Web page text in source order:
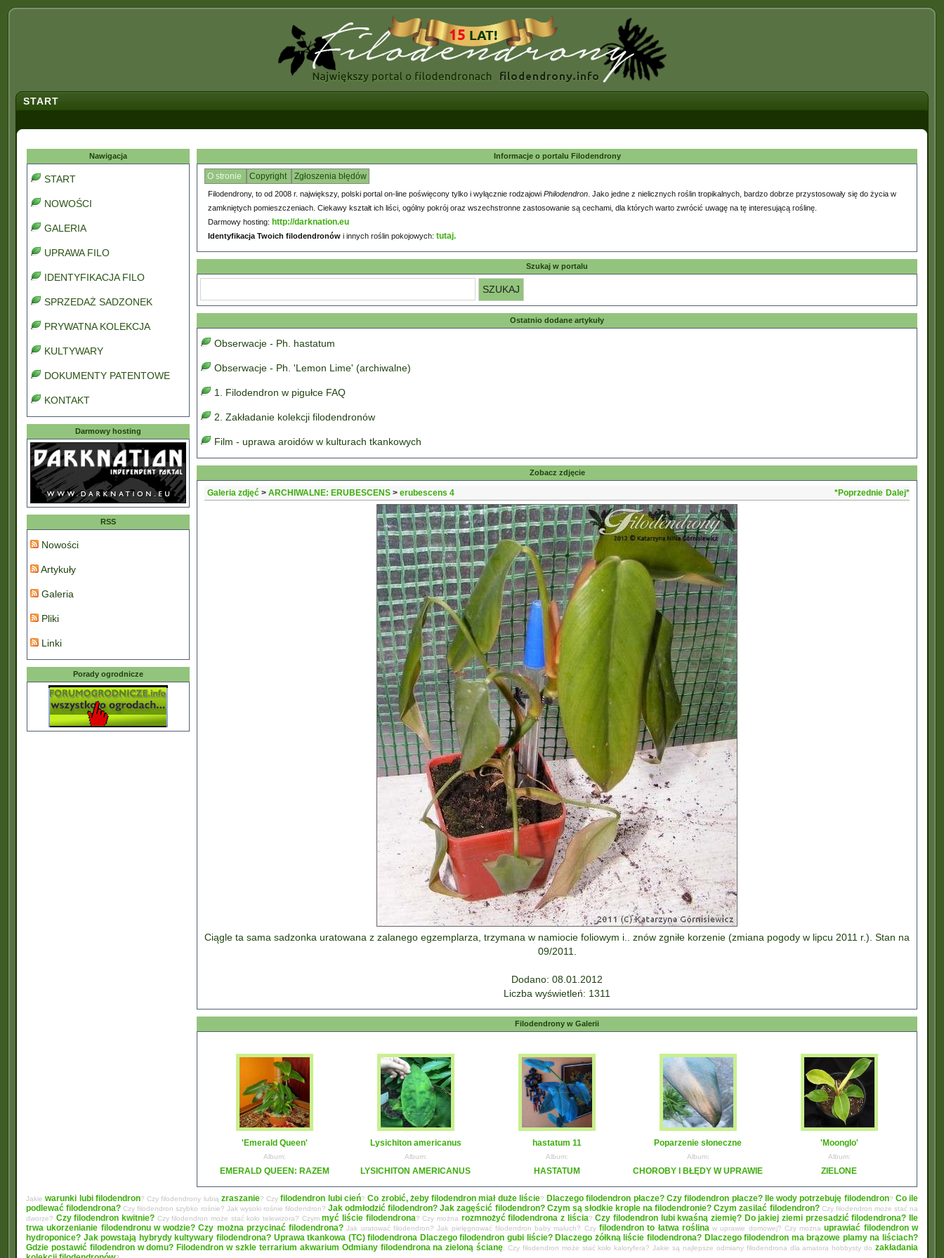
START
Nawigacja
START
NOWOŚCI
GALERIA
UPRAWA FILO
IDENTYFIKACJA FILO
SPRZEDAŻ SADZONEK
PRYWATNA KOLEKCJA
KULTYWARY
DOKUMENTY PATENTOWE
KONTAKT
Darmowy hosting
RSS
Nowości
Artykuły
Galeria
Pliki
Linki
Porady ogrodnicze
Informacje o portalu Filodendrony
O stronie Copyright Zgłoszenia błędów
Filodendrony, to od 2008 r. największy, polski portal on-line poświęcony tylko i wyłącznie rodzajowi Philodendron . Jako jedne z nielicznych roślin tropikalnych, bardzo dobrze przystosowały się do życia w
zamkniętych pomieszczeniach. Ciekawy kształt ich liści, ogólny pokrój oraz wszechstronne zastosowanie są cechami, dla których warto zwrócić uwagę na tę interesującą roślinę.
Darmowy hosting: http://darknation.eu
Identyfikacja Twoich filodendronów i innych roślin pokojowych: tutaj.
Szukaj w portalu
Ostatnio dodane artykuły
Obserwacje - Ph. hastatum
Obserwacje - Ph. 'Lemon Lime' (archiwalne)
1. Filodendron w pigułce FAQ
2. Zakładanie kolekcji filodendronów
Film - uprawa aroidów w kulturach tkankowych
Zobacz zdjęcie
Galeria zdjęć > ARCHIWALNE: ERUBESCENS > erubescens 4 *Poprzednie Dalej*
Ciągle ta sama sadzonka uratowana z zalanego egzemplarza, trzymana w namiocie foliowym i.. znów zgniłe korzenie (zmiana pogody w lipcu 2011 r.). Stan na
09/2011.
Dodano: 08.01.2012
Liczba wyświetleń: 1311
Filodendrony w Galerii
'Emerald Queen'
Album:
EMERALD QUEEN: RAZEM
Lysichiton americanus
Album:
LYSICHITON AMERICANUS
hastatum 11
Album:
HASTATUM
Poparzenie słoneczne
Album:
CHOROBY I BŁĘDY W UPRAWIE
'Moonglo'
Album:
ZIELONE
Jakiewarunki lubi filodendron? Czy filodendrony lubią zraszanie? Czyfilodendron lubi cień?Co zrobić, żeby filodendron miał duże liście? Dlaczego filodendron płacze? Czy filodendron płacze? Ile wody potrzebuję filodendron? Co ile
podlewać filodendrona? Czy filodendron szybko rośnie? Jak wysoki rośnie filodendron?Jak odmłodzić filodendron? Jak zagęścić filodendron? Czym są słodkie krople na filodendronie? Czym zasilać filodendron?Czy filodendron może stać na
dworze? Czy filodendron kwitnie? Czy filodendron może stać koło telewizora? Czymmyć liście filodendrona? Czy można rozmnożyć filodendrona z liścia?Czy filodendron lubi kwaśną ziemię? Do jakiej ziemi przesadzić filodendrona?
Ile
trwa ukorzenianie filodendronu w wodzie? Czy można przycinać filodendrona? Jak uratować filodendron? Jak pielęgnować filodendron baby maluch? Czy filodendron to łatwa roślina w uprawie domowej? Czy możnauprawiać filodendron w
hydroponice? Jak powstają hybrydy kultywary filodendrona? Uprawa tkankowa (TC) filodendrona Dlaczego filodendron gubi liście? Dlaczego żółkną liście filodendrona? Dlaczego filodendron ma brązowe plamy na liściach?
Gdzie postawić filodendron w domu? Filodendron w szkle terrarium akwarium Odmiany filodendrona na zieloną ścianę , Czy filodendron może stać koło kaloryfera? Jakie są najlepsze odmiany filodendrona dla amatora hobbysty dozakładania